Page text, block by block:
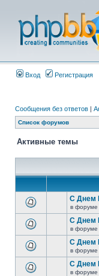
Вход Регистрация
Сообщения без ответов |
Список форумов
Активные темы
С Днем
в форуме
С Днем
в форуме
С Днем
в форуме
С Днем
в форуме